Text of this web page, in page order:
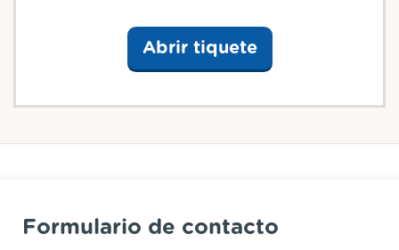
Abrir tiquete
Formulario de contacto